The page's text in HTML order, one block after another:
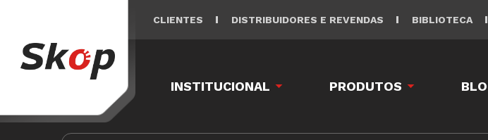
CLIENTES DISTRIBUIDORES E REVENDAS BIBLIOTECA
INSTITUCIONAL PRODUTOS